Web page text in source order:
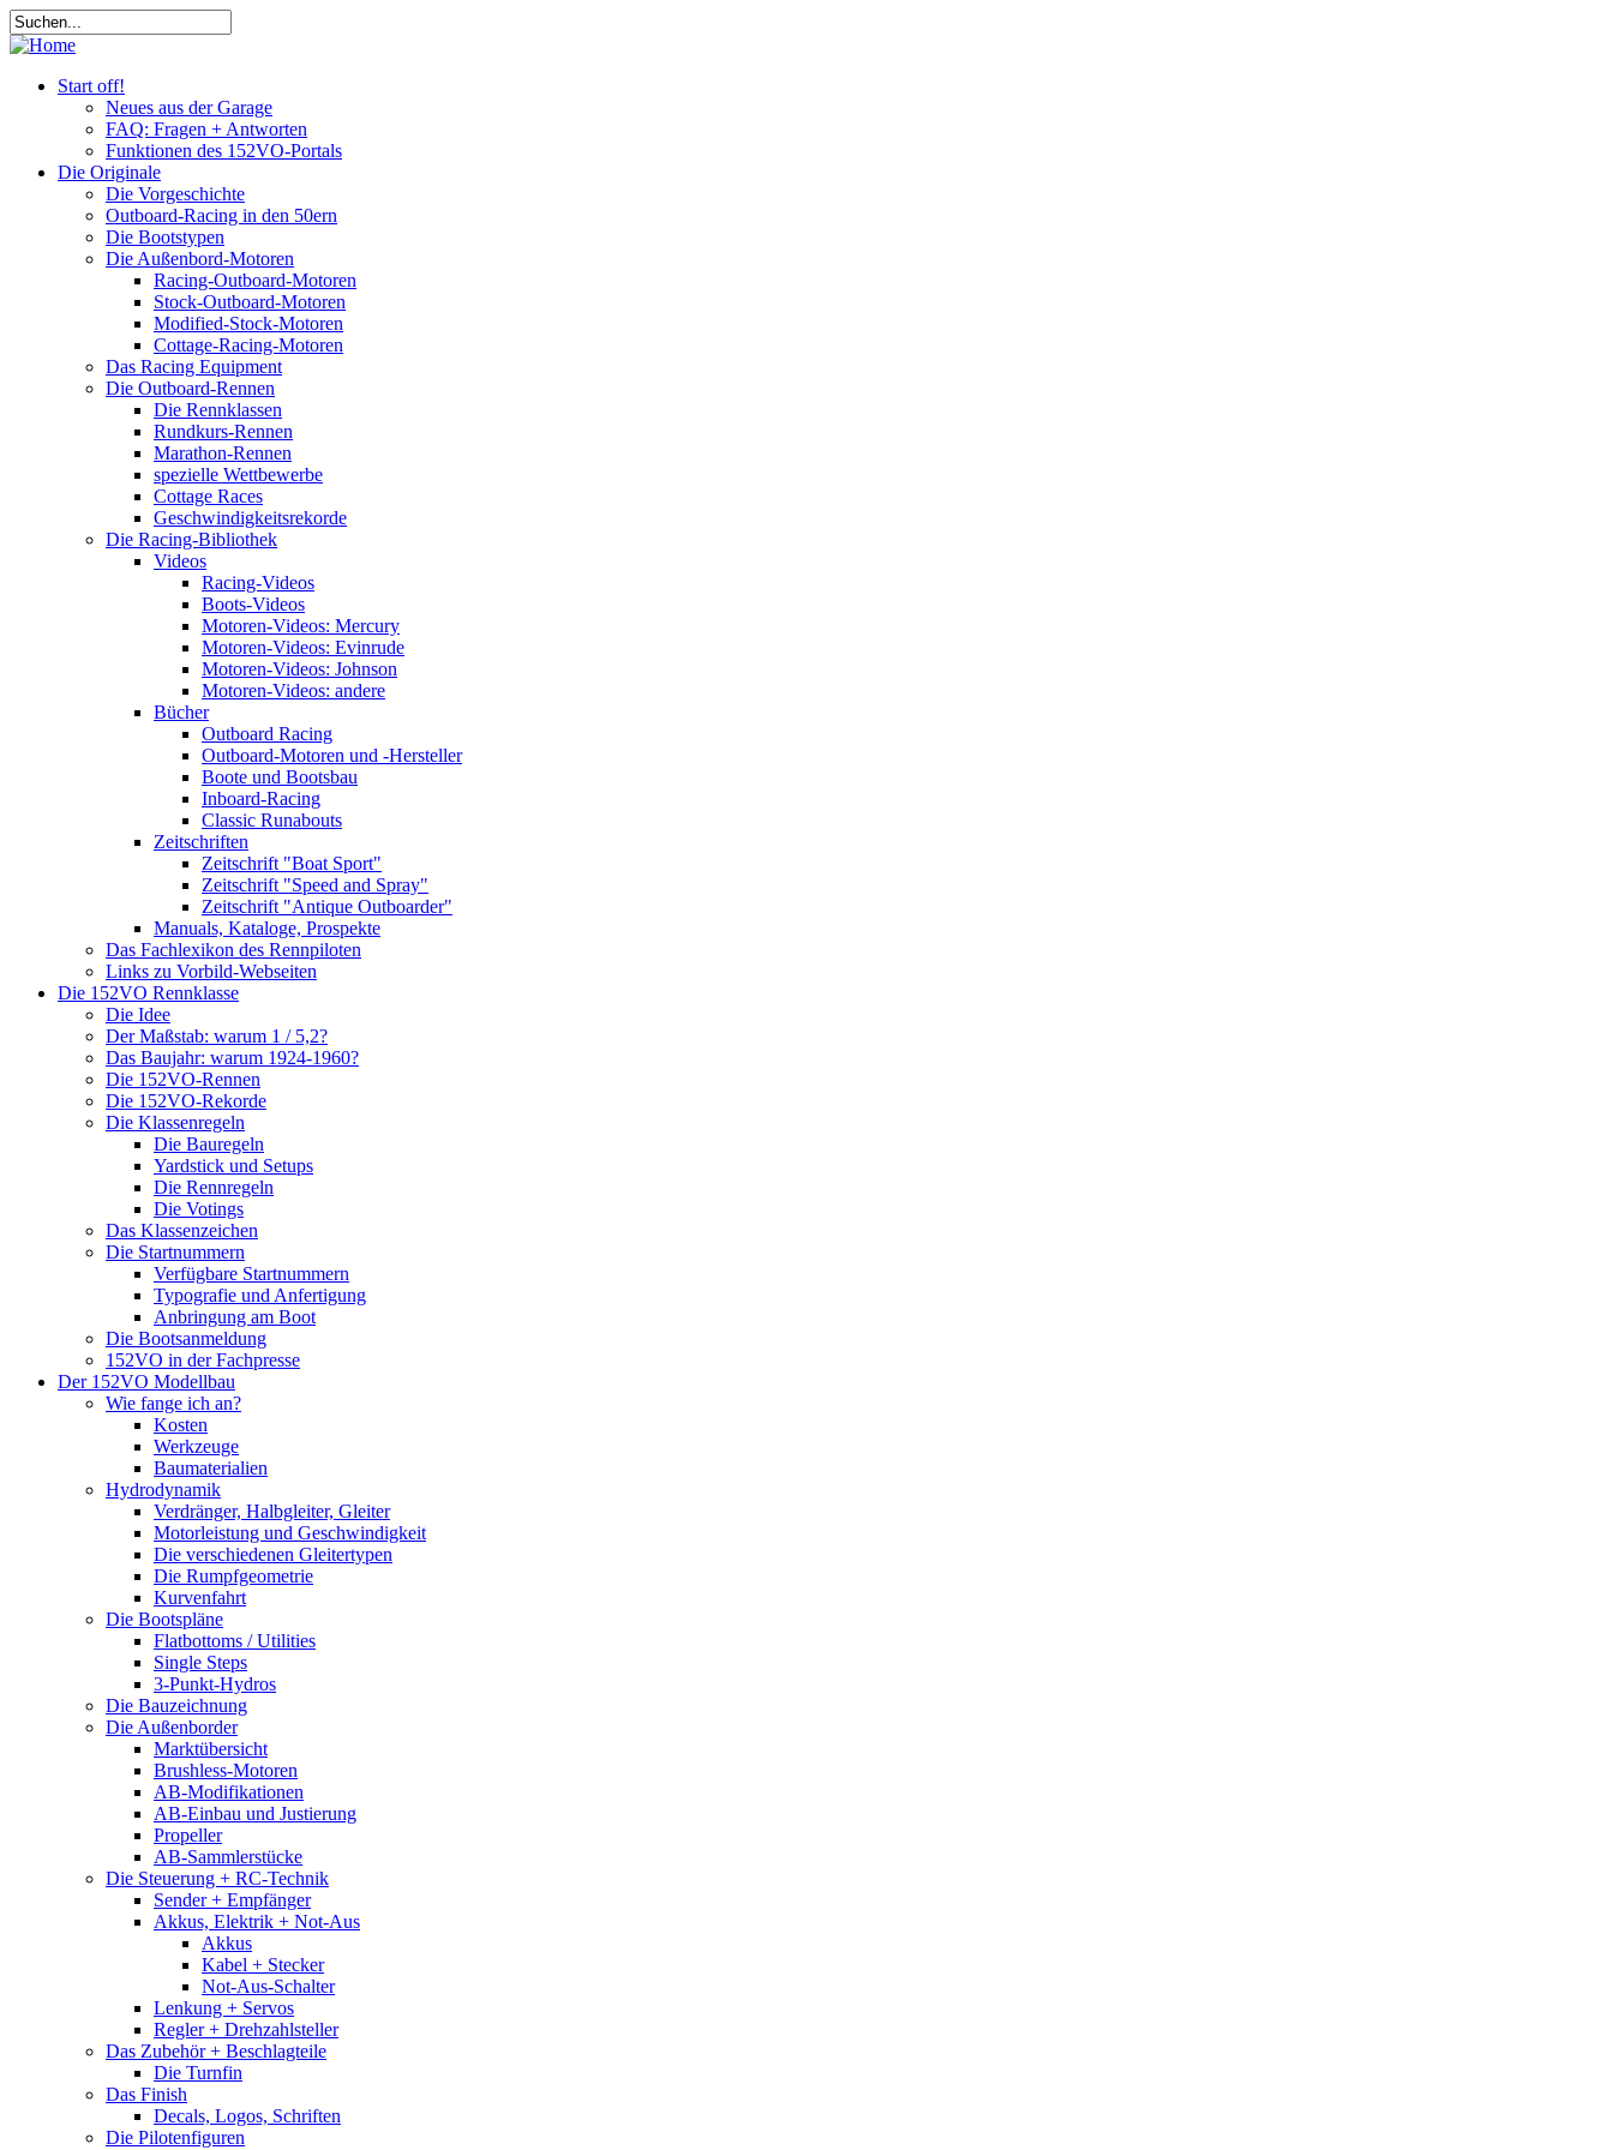
Start off!
Neues aus der Garage
FAQ: Fragen + Antworten
Funktionen des 152VO-Portals
Die Originale
Die Vorgeschichte
Outboard-Racing in den 50ern
Die Bootstypen
Die Außenbord-Motoren
Racing-Outboard-Motoren
Stock-Outboard-Motoren
Modified-Stock-Motoren
Cottage-Racing-Motoren
Das Racing Equipment
Die Outboard-Rennen
Die Rennklassen
Rundkurs-Rennen
Marathon-Rennen
spezielle Wettbewerbe
Cottage Races
Geschwindigkeitsrekorde
Die Racing-Bibliothek
Videos
Racing-Videos
Boots-Videos
Motoren-Videos: Mercury
Motoren-Videos: Evinrude
Motoren-Videos: Johnson
Motoren-Videos: andere
Bücher
Outboard Racing
Outboard-Motoren und -Hersteller
Boote und Bootsbau
Inboard-Racing
Classic Runabouts
Zeitschriften
Zeitschrift "Boat Sport"
Zeitschrift "Speed and Spray"
Zeitschrift "Antique Outboarder"
Manuals, Kataloge, Prospekte
Das Fachlexikon des Rennpiloten
Links zu Vorbild-Webseiten
Die 152VO Rennklasse
Die Idee
Der Maßstab: warum 1 / 5,2?
Das Baujahr: warum 1924-1960?
Die 152VO-Rennen
Die 152VO-Rekorde
Die Klassenregeln
Die Bauregeln
Yardstick und Setups
Die Rennregeln
Die Votings
Das Klassenzeichen
Die Startnummern
Verfügbare Startnummern
Typografie und Anfertigung
Anbringung am Boot
Die Bootsanmeldung
152VO in der Fachpresse
Der 152VO Modellbau
Wie fange ich an?
Kosten
Werkzeuge
Baumaterialien
Hydrodynamik
Verdränger, Halbgleiter, Gleiter
Motorleistung und Geschwindigkeit
Die verschiedenen Gleitertypen
Die Rumpfgeometrie
Kurvenfahrt
Die Bootspläne
Flatbottoms / Utilities
Single Steps
3-Punkt-Hydros
Die Bauzeichnung
Die Außenborder
Marktübersicht
Brushless-Motoren
AB-Modifikationen
AB-Einbau und Justierung
Propeller
AB-Sammlerstücke
Die Steuerung + RC-Technik
Sender + Empfänger
Akkus, Elektrik + Not-Aus
Akkus
Kabel + Stecker
Not-Aus-Schalter
Lenkung + Servos
Regler + Drehzahlsteller
Das Zubehör + Beschlagteile
Die Turnfin
Das Finish
Decals, Logos, Schriften
Die Pilotenfiguren